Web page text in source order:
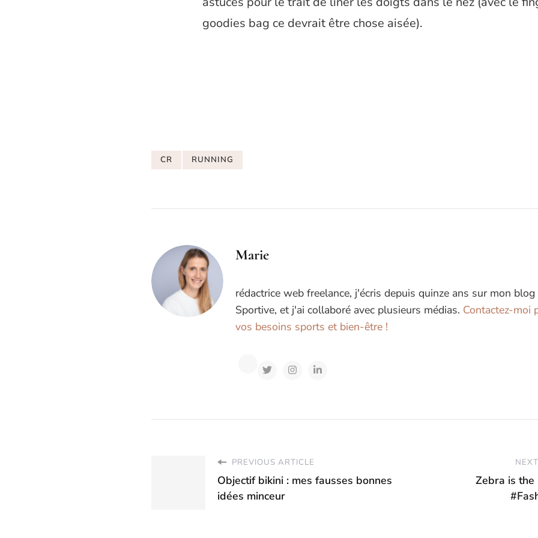
goodies bag ce devrait être chose aisée).
CR RUNNING
Marie
rédactrice web freelance, j'écris depuis quinze ans sur mon blog
Sportive, et j'ai collaboré avec plusieurs médias. Contactez-moi
vos besoins sports et bien-être !
PREVIOUS ARTICLE
Objectif bikini : mes fausses bonnes
idées minceur
Zebra is the